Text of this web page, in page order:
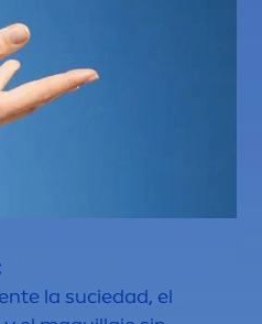
te la suciedad, el